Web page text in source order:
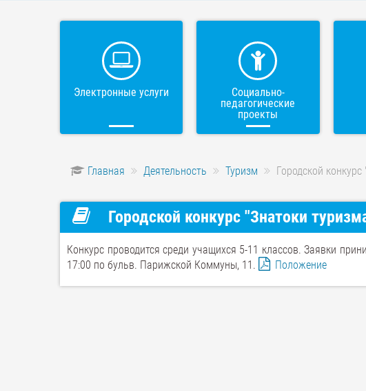
Электронные услуги
Социально-
педагогические
проекты
Главная Деятельность Туризм Городской
Городской конкурс "Знатоки
Конкурс проводится среди учащихся 5-11 классов. Заявки
17:00 по бульв. Парижской Коммуны, 11.
Положение